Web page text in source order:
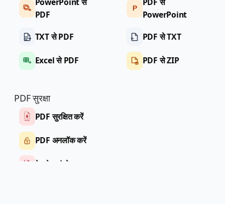
PDF
TXT से PDF
Excel से PDF
P
PowerPoint
PDF से TXT
PDF से ZIP
PDF सुरक्षा
PDF सुरक्षित करें
PDF अनलॉक करें
मेटाडेटा इंस्पेक्टर